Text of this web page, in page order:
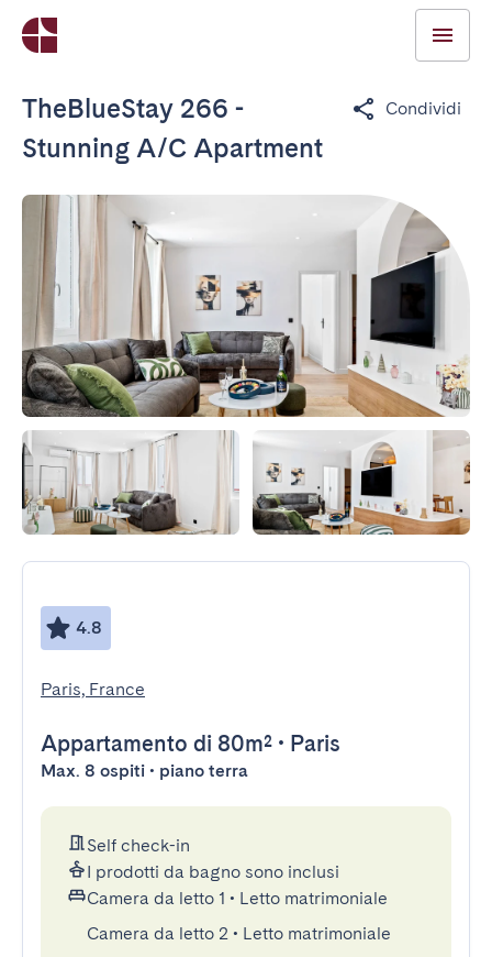
TheBlueStay 266 -
Stunning A/C Apartment
Condividi
4.8
Paris, France
Appartamento di 80m² • Paris
Max. 8 ospiti • piano terra
Self check-in
I prodotti da bagno sono inclusi
Camera da letto 1 • Letto matrimoniale
Camera da letto 2 • Letto matrimoniale